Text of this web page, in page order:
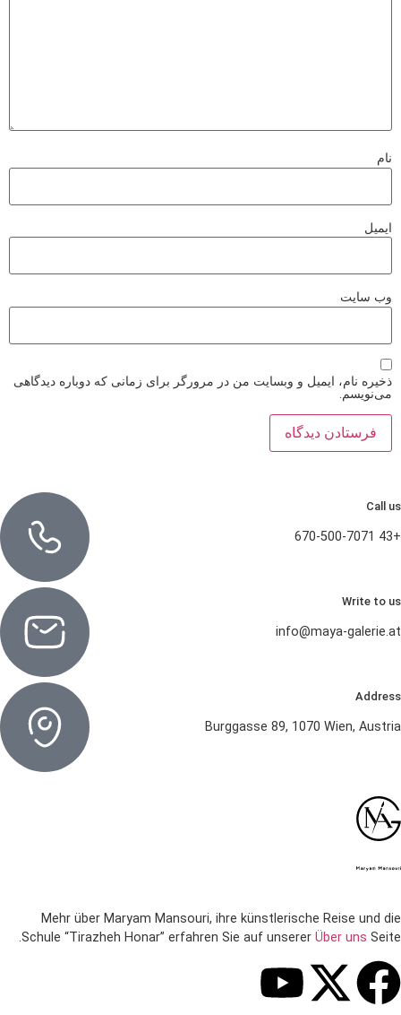
نام
ایمیل
وب‌ سایت
ذخیره نام، ایمیل و وبسایت من در مرورگر برای زمانی که دوباره دیدگاهی
می‌نویسم.
Call us
+43 670-500-7071
Write to us
info@maya-galerie.at
Address
Burggasse 89, 1070 Wien, Austria
Mehr über Maryam Mansouri, ihre künstlerische Reise und die
Schule “Tirazheh Honar” erfahren Sie auf unserer Über uns Seite.